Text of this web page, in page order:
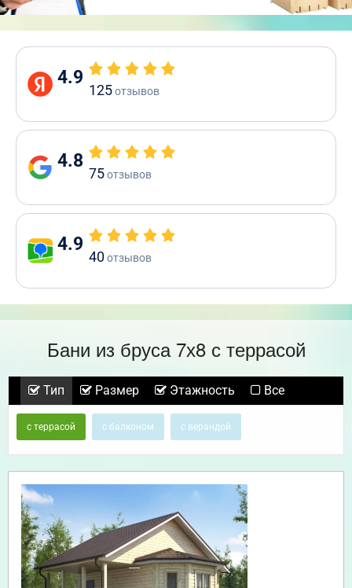
4.9
125отзывов
4.8
75отзывов
4.9
40отзывов
Бани из бруса 7х8 с террасой
Тип Размер Этажность Все
с террасой с балконом с верандой